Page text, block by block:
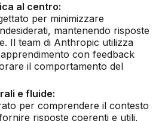
al centro:
per minimizzare
mantenendo risposte
Il team di Anthropic utilizza
con feedback
il comportamento del
e fluide:
per comprendere il contesto
risposte coerenti e utili,